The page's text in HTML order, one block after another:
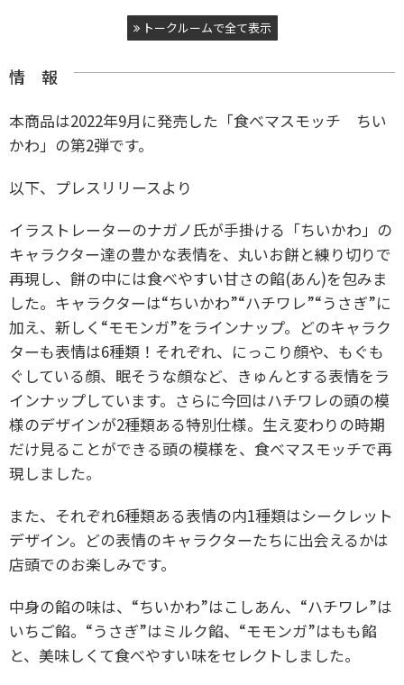
トークルームで全て表示
情 報
本商品は2022年9月に発売した「食べマスモッチ ちい
かわ」の第2弾です。
以下、プレスリリースより
イラストレーターのナガノ氏が手掛ける「ちいかわ」の
キャラクター達の豊かな表情を、丸いお餅と練り切りで
再現し、餅の中には食べやすい甘さの餡(あん)を包みま
した。キャラクターは“ちいかわ”“ハチワレ”“うさぎ”に
加え、新しく“モモンガ”をラインナップ。どのキャラク
ターも表情は6種類！それぞれ、にっこり顔や、もぐも
ぐしている顔、眠そうな顔など、きゅんとする表情をラ
インナップしています。さらに今回はハチワレの頭の模
様のデザインが2種類ある特別仕様。生え変わりの時期
だけ見ることができる頭の模様を、食べマスモッチで再
現しました。
また、それぞれ6種類ある表情の内1種類はシークレット
デザイン。どの表情のキャラクターたちに出会えるかは
店頭でのお楽しみです。
中身の餡の味は、“ちいかわ”はこしあん、“ハチワレ”は
いちご餡。“うさぎ”はミルク餡、“モモンガ”はもも餡
と、美味しくて食べやすい味をセレクトしました。